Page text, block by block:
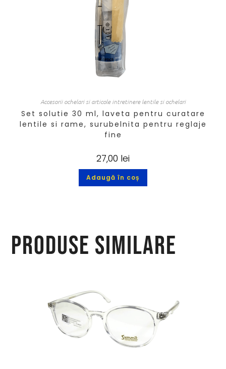
Accesorii ochelari si articole intretinere lentile si ochelari
Set solutie 30 ml, laveta pentru curatare
lentile si rame, surubelnita pentru reglaje
fine
27,00 lei
Adaugă în coș
Produse similare